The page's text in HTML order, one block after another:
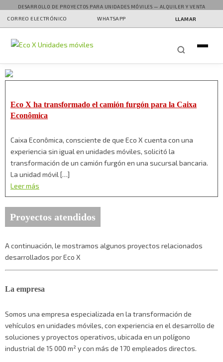
DESARROLLO DE PROYECTOS PARA UNIDADES MÓVILES — ALQUILER Y VENTA
CORREO ELECTRÓNICO
WHATSAPP LLAMAR
Eco X ha transformado el camión furgón para la Caixa
Econômica
Caixa Econômica, consciente de que Eco X cuenta con una
experiencia sin igual en unidades móviles, solicitó la
transformación de un camión furgón en una sucursal bancaria.
La unidad móvil […]
Leer más
Proyectos atendidos
A continuación, le mostramos algunos proyectos relacionados
desarrollados por Eco X
La empresa
Somos una empresa especializada en la transformación de
vehículos en unidades móviles, con experiencia en el desarrollo de
soluciones y proyectos operativos, ubicada en un polígono
industrial de 15 000 m² y con más de 170 empleados directos.